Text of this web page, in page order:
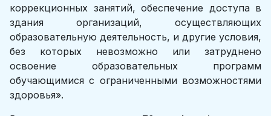
коррекционных занятий, обеспечение доступа в
здания организаций, осуществляющих
образовательную деятельность, и другие условия,
без которых невозможно или затруднено
освоение образовательных программ
обучающимися с ограниченными возможностями
здоровья».